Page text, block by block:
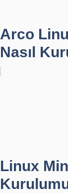
Arco
Nasıl
Linux